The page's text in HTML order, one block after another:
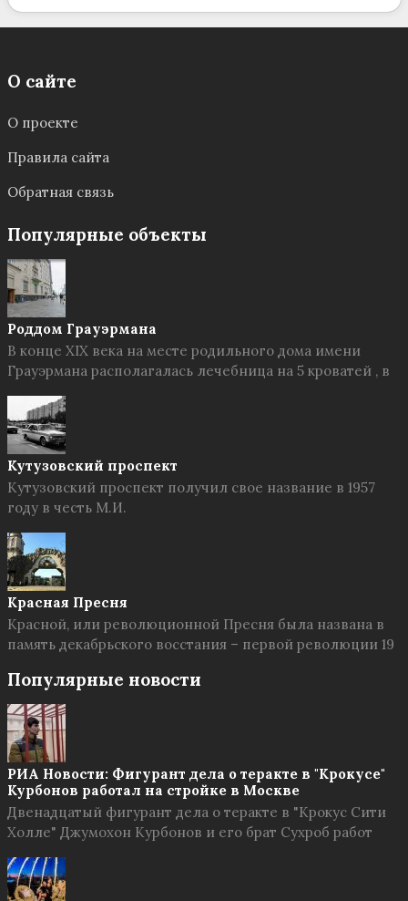
О сайте
О проекте
Правила сайта
Обратная связь
Популярные объекты
Роддом Грауэрмана
В конце XIX века на месте родильного дома имени
Грауэрмана располагалась лечебница на 5 кроватей , в
Кутузовский проспект
Кутузовский проспект получил свое название в 1957
году в честь М.И.
Красная Пресня
Красной, или революционной Пресня была названа в
память декабрьского восстания – первой революции 19
Популярные новости
РИА Новости: Фигурант дела о теракте в "Крокусе"
Курбонов работал на стройке в Москве
Двенадцатый фигурант дела о теракте в "Крокус Сити
Холле" Джумохон Курбонов и его брат Сухроб работ